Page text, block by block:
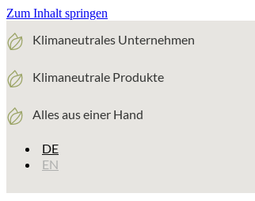
Zum Inhalt springen
Klimaneutrales Unternehmen
Klimaneutrale Produkte
Alles aus einer Hand
DE
EN